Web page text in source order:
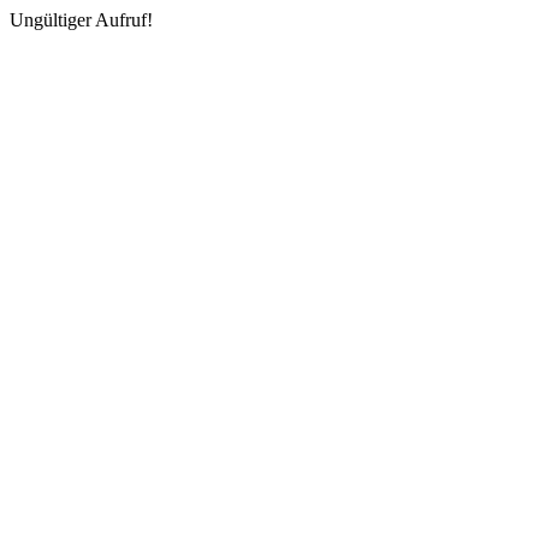
Ungültiger Aufruf!